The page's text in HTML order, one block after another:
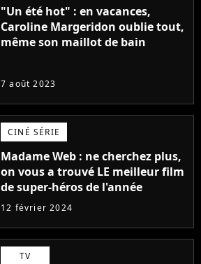
"Un été hot" : en vacances,
Caroline Margeridon oublie tout,
même son maillot de bain
7 août 2023
CINÉ SÉRIE
Madame Web : ne cherchez plus,
on vous a trouvé LE meilleur film
de super-héros de l'année
12 février 2024
TV